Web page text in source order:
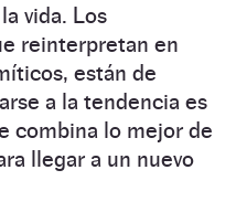
vida. Los
reinterpretan en
están de
a la tendencia es
combina lo mejor de
llegar a un nuevo